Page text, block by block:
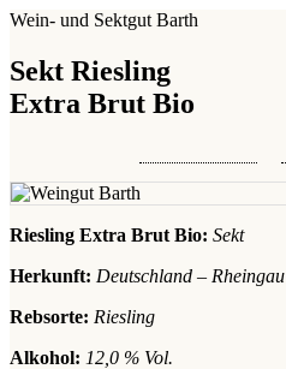
Wein- und Sektgut Barth
Sekt Riesling
Extra Brut Bio
Riesling Extra Brut Bio: Sekt
Herkunft: Deutschland – Rheingau
Rebsorte: Riesling
Alkohol: 12,0 % Vol.